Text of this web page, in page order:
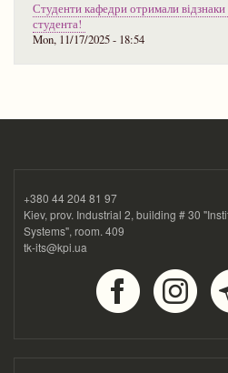
Студенти кафедри отримали
студента!
Mon, 11/17/2025 - 18:54
+380 44 204 81 97
Kiev, prov. Industrial 2, building # 30
Systems", room. 409
tk-its@kpi.ua